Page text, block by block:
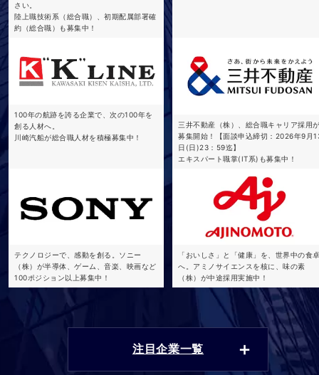
さい。
陸上職技術系（総合職）、初期配属部署確
約（総合職）も募集中！
100年の航跡を誇る企業で、次の100年を
創る人材へ。
川崎汽船が総合職人材を積極募集中！
三井不動産（株）、総合職キャリア採用
募集開始！【面談申込締切：2026年9月
日(日)23：59迄】
エキスパート職掌(IT系)も募集中！
テクノロジーで、感動を創る。ソニー
（株）が半導体、ゲーム、音楽、映画など
100ポジション以上募集中！
「おいしさ」と「健康」を、世界中の食
へ。アミノサイエンスを核に、味の素
（株）が中途採用実施中！
注目企業一覧